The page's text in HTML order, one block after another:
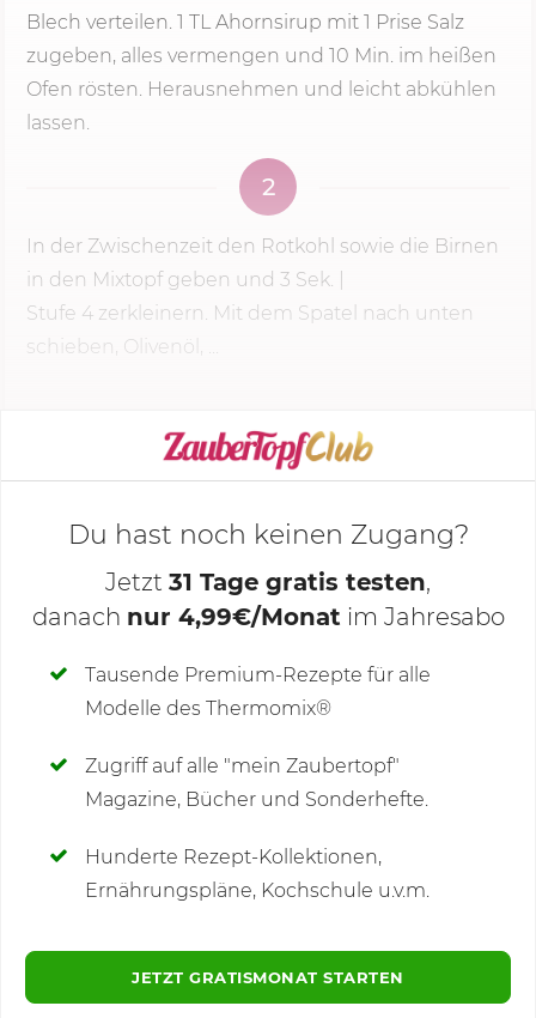
Blech verteilen. 1 TL Ahornsirup mit 1 Prise Salz
zugeben, alles vermengen und 10 Min. im heißen
Ofen rösten. Herausnehmen und leicht abkühlen
lassen.
2
In der Zwischenzeit den Rotkohl sowie die Birnen
in den Mixtopf geben und 3 Sek.
Stufe 4 zerkleinern. Mit dem Spatel nach unten
schieben, Olivenöl, ...
KOCHMODUS STARTEN
Deine Notizen
Du hast noch keinen Zugang?
Jetzt 31 Tage gratis testen,
danach nur 4,99€/Monat im Jahresabo
Tausende Premium-Rezepte für alle
Modelle des Thermomix®
Zugriff auf alle "mein Zaubertopf"
Magazine, Bücher und Sonderhefte.
Hunderte Rezept-Kollektionen,
Ernährungspläne, Kochschule u.v.m.
JETZT GRATISMONAT STARTEN
Kommentare(2)